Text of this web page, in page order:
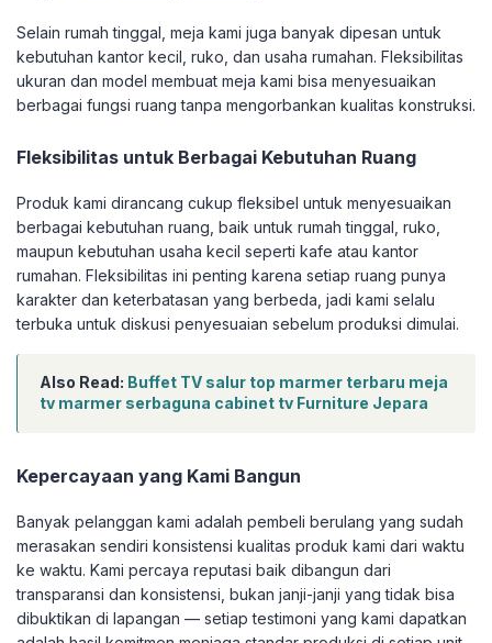
Selain rumah tinggal, meja kami juga banyak dipesan untuk
kebutuhan kantor kecil, ruko, dan usaha rumahan. Fleksibilitas
ukuran dan model membuat meja kami bisa menyesuaikan
berbagai fungsi ruang tanpa mengorbankan kualitas konstruksi.
Fleksibilitas untuk Berbagai Kebutuhan Ruang
Produk kami dirancang cukup fleksibel untuk menyesuaikan
berbagai kebutuhan ruang, baik untuk rumah tinggal, ruko,
maupun kebutuhan usaha kecil seperti kafe atau kantor
rumahan. Fleksibilitas ini penting karena setiap ruang punya
karakter dan keterbatasan yang berbeda, jadi kami selalu
terbuka untuk diskusi penyesuaian sebelum produksi dimulai.
Also Read: Buffet TV salur top marmer terbaru meja
tv marmer serbaguna cabinet tv Furniture Jepara
Kepercayaan yang Kami Bangun
Banyak pelanggan kami adalah pembeli berulang yang sudah
merasakan sendiri konsistensi kualitas produk kami dari waktu
ke waktu. Kami percaya reputasi baik dibangun dari
transparansi dan konsistensi, bukan janji-janji yang tidak bisa
dibuktikan di lapangan — setiap testimoni yang kami dapatkan